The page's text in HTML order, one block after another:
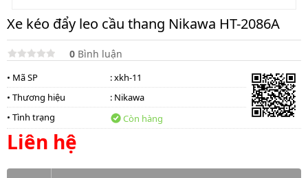
Xe kéo đẩy leo cầu thang Nikawa HT-2086A
0 Bình luận
• Mã SP
: xkh-11
• Thương hiệu
: Nikawa
• Tình trạng
Còn hàng
Liên hệ